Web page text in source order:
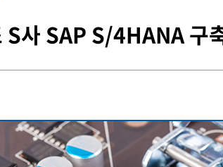
S사 SAP S/4HANA 구